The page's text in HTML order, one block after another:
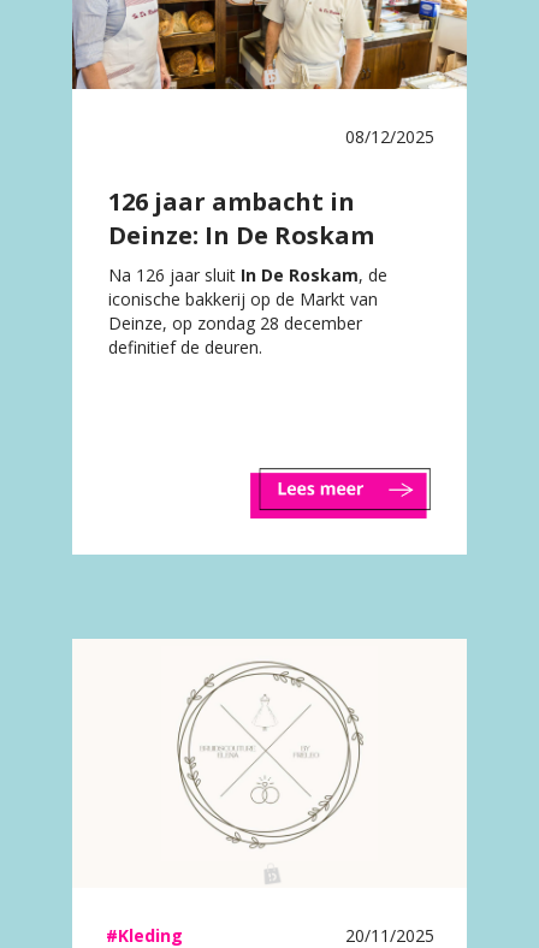
08/12/2025
126 jaar ambacht in
Deinze: In De Roskam
sluit de deuren
Na 126 jaar sluit In De Roskam, de
iconische bakkerij op de Markt van
Deinze, op zondag 28 december
definitief de deuren.
#Kleding 20/11/2025